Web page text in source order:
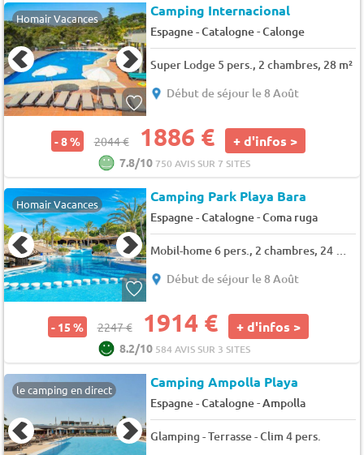
Homair Vacances Camping Internacional
Espagne - Catalogne-Calonge
Super Lodge 5 pers., 2 chambres, 28 m²
Début de séjour le 8 Août
- 8 % 2044 € 1886 € + d'infos >
7.8/10750 AVIS SUR 7 SITES
Homair Vacances Camping Park Playa Bara
Espagne - Catalogne-Coma ruga
Mobil-home 6 pers., 2 chambres, 24 m² - 30 m²
Début de séjour le 8 Août
- 15 % 2247 € 1914 € + d'infos >
8.2/10 584 AVIS SUR 3 SITES
le camping en direct Camping Ampolla Playa
Espagne - Catalogne-Ampolla
Glamping - Terrasse - Clim 4 pers.